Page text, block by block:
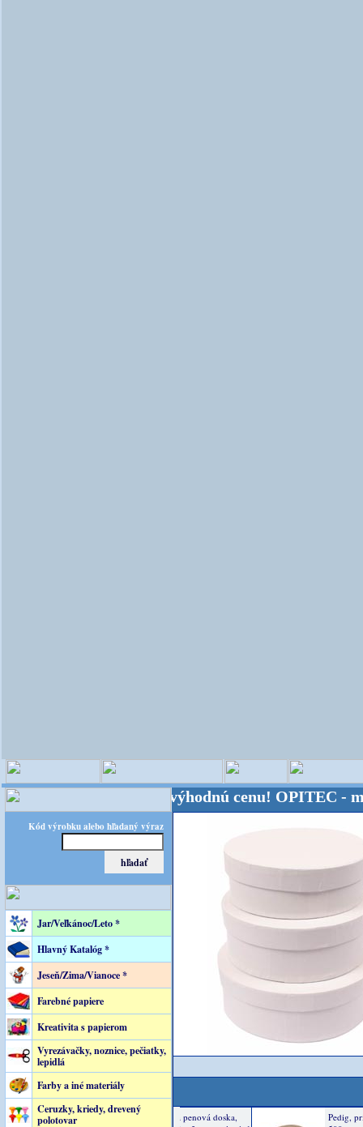
Kód výrobku alebo hľadaný výraz
Jar/Veľkánoc/Leto *
Hlavný Katalóg *
Jeseň/Zima/Vianoce *
Farebné papiere
Kreativita s papierom
Vyrezávačky, noznice, pečiatky,
lepidlá
Farby a iné materiály
Ceruzky, kriedy, drevený
polotovar
- Kvalita za výhodnú cenu! OPITEC - majster